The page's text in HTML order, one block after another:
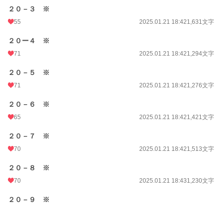
２０－３ ※
55 2025.01.21 18:421,631文字
２０ー４ ※
71 2025.01.21 18:421,294文字
２０－５ ※
71 2025.01.21 18:421,276文字
２０－６ ※
65 2025.01.21 18:421,421文字
２０－７ ※
70 2025.01.21 18:421,513文字
２０－８ ※
70 2025.01.21 18:431,230文字
２０－９ ※